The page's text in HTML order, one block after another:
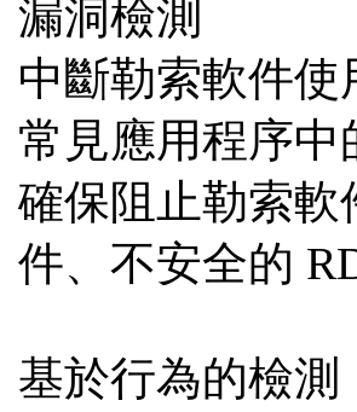
漏洞檢測
中斷勒索軟件使
常見應用程序
確保阻止勒索
件、不安全的
基於行為的檢測